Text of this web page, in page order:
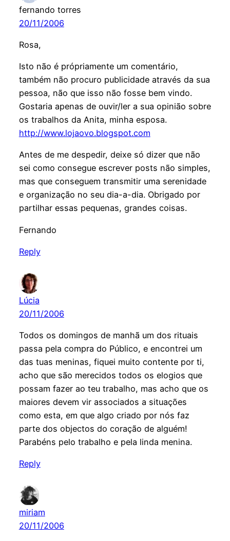
fernando torres
20/11/2006
Rosa,
Isto não é própriamente um comentário,
também não procuro publicidade através da sua
pessoa, não que isso não fosse bem vindo.
Gostaria apenas de ouvir/ler a sua opinião sobre
os trabalhos da Anita, minha esposa.
http://www.lojaovo.blogspot.com
Antes de me despedir, deixe só dizer que não
sei como consegue escrever posts não simples,
mas que conseguem transmitir uma serenidade
e organização no seu dia-a-dia. Obrigado por
partilhar essas pequenas, grandes coisas.
Fernando
Reply
Lúcia
20/11/2006
Todos os domingos de manhã um dos rituais
passa pela compra do Público, e encontrei um
das tuas meninas, fiquei muito contente por ti,
acho que são merecidos todos os elogios que
possam fazer ao teu trabalho, mas acho que os
maiores devem vir associados a situações
como esta, em que algo criado por nós faz
parte dos objectos do coração de alguém!
Parabéns pelo trabalho e pela linda menina.
Reply
miriam
20/11/2006